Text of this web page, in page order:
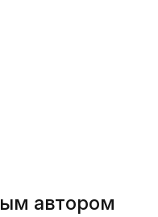
автором